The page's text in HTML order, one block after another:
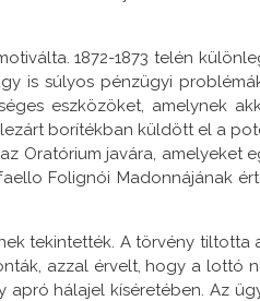
1872-1873 telén
is súlyos pénzügyi
eszközöket, amelynek
borítékban küldött el a
Oratórium javára, amelyeket
Folignói Madonnájának
tekintették. A törvény tiltotta
azzal érvelt, hogy a lottó
hálajel kíséretében. Az